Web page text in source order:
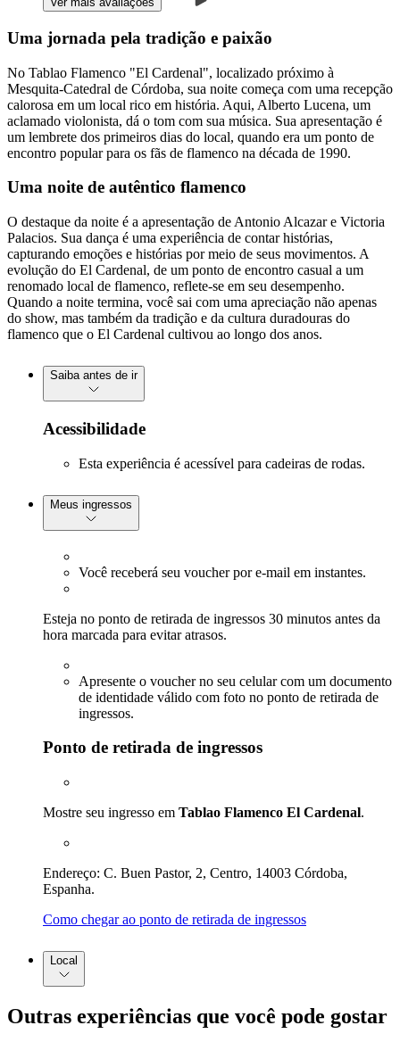
Uma jornada pela tradição e paixão
No Tablao Flamenco "El Cardenal", localizado próximo à
Mesquita-Catedral de Córdoba, sua noite começa com uma recepção
calorosa em um local rico em história. Aqui, Alberto Lucena, um
aclamado violonista, dá o tom com sua música. Sua apresentação é
um lembrete dos primeiros dias do local, quando era um ponto de
encontro popular para os fãs de flamenco na década de 1990.
Uma noite de autêntico flamenco
O destaque da noite é a apresentação de Antonio Alcazar e Victoria
Palacios. Sua dança é uma experiência de contar histórias,
capturando emoções e histórias por meio de seus movimentos. A
evolução do El Cardenal, de um ponto de encontro casual a um
renomado local de flamenco, reflete-se em seu desempenho.
Quando a noite termina, você sai com uma apreciação não apenas
do show, mas também da tradição e da cultura duradouras do
flamenco que o El Cardenal cultivou ao longo dos anos.
Saiba antes de ir
Acessibilidade
Esta experiência é acessível para cadeiras de rodas.
Meus ingressos
Você receberá seu voucher por e-mail em instantes.
Esteja no ponto de retirada de ingressos 30 minutos antes da
hora marcada para evitar atrasos.
Apresente o voucher no seu celular com um documento
de identidade válido com foto no ponto de retirada de
ingressos.
Ponto de retirada de ingressos
Mostre seu ingresso em Tablao Flamenco El Cardenal.
Endereço: C. Buen Pastor, 2, Centro, 14003 Córdoba,
Espanha.
Como chegar ao ponto de retirada de ingressos
Local
Outras experiências que você pode gostar